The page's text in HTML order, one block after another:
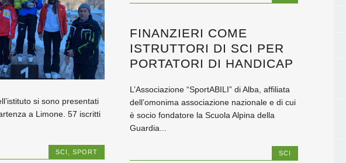
si sono presentati
a Limone. 57 iscritti
SCI SPORT
FINANZIERI COME
ISTRUTTORI DI SCI PER
PORTATORI DI HANDICAP
L’Associazione “SportABILI” di Alba, affiliata
dell’omonima associazione nazionale e di cui
è socio fondatore la Scuola Alpina della
Guardia...
SCI